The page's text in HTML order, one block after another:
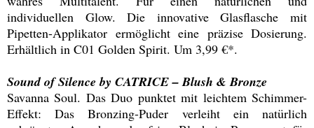
individuellen Glow. Die innovative Glasflasche mit
Pipetten-Applikator ermöglicht eine präzise Dosierung.
Erhältlich in C01 Golden Spirit. Um 3,99 €*.
Sound of Silence by CATRICE – Blush & Bronze
Savanna Soul. Das Duo punktet mit leichtem Schimmer-
Effekt: Das Bronzing-Puder verleiht ein natürlich